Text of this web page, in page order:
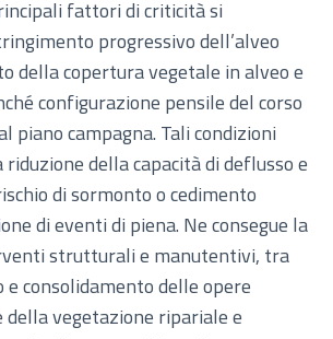
fattori di criticità si
progressivo dell’alveo
della copertura vegetale in alveo e
configurazione pensile del corso
piano campagna. Tali condizioni
della capacità di deflusso e
di sormonto o cedimento
di eventi di piena. Ne consegue la
strutturali e manutentivi, tra
e consolidamento delle opere
vegetazione ripariale e